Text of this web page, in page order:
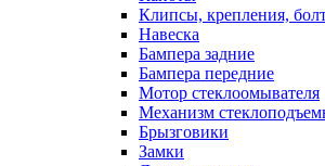
Клипсы, крепления,
Навеска
Бампера задние
Бампера передние
Мотор стеклоомывателя
Механизм
Брызговики
Замки